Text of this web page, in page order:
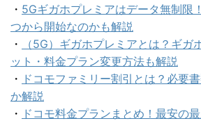
・ 5Gギガホプレミアはデータ無制限
つから開始なのかも解説
・
（5G）ギガホプレミアとは？ギガ
ット・料金プラン変更方法も解説
・ ドコモファミリー割引とは？必要
か解説
・ ドコモ料金プランまとめ！最安の